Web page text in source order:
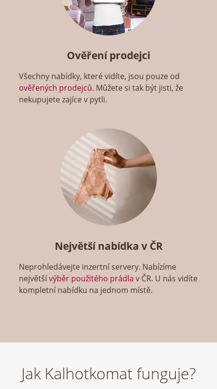
Ověření prodejci
Všechny nabídky, které vidíte, jsou pouze od
ověřených prodejců. Můžete si tak být jisti, že
nekupujete zajíce v pytli.
Největší nabídka v ČR
Neprohledávejte inzertní servery. Nabízíme
největšívýběr použitého prádla v ČR. U nás vidíte
kompletní nabídku na jednom místě.
Jak Kalhotkomat funguje?